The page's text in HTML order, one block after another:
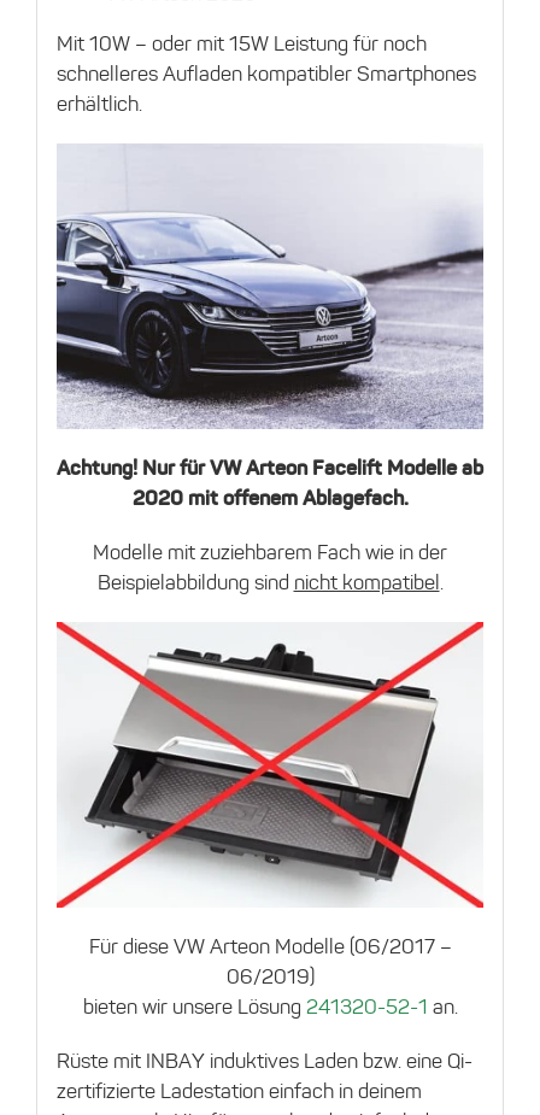
Mit 10W – oder mit 15W Leistung für noch
schnelleres Aufladen kompatibler Smartphones
erhältlich.
Achtung! Nur für VW Arteon Facelift Modelle ab
2020 mit offenem Ablagefach.
Modelle mit zuziehbarem Fach wie in der
Beispielabbildung sind nicht kompatibel
Für diese VW Arteon Modelle (06/2017 –
06/2019)
bieten wir unsere Lösung 241320-52-1 an.
Rüste mit INBAY induktives Laden bzw. eine Qi-
zertifizierte Ladestation einfach in deinem